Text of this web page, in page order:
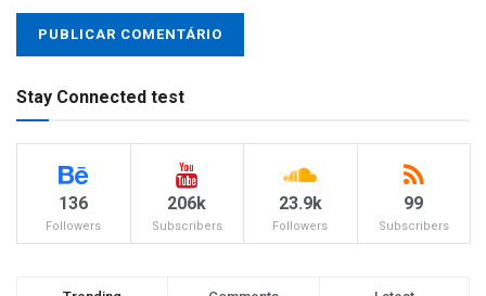
Stay Connected test
136
Followers
206k
Subscribers
23.9k
Followers
99
Subscribers